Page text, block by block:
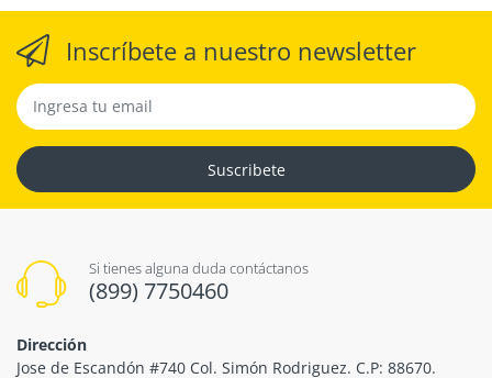
Inscríbete a nuestro newsletter
Suscribete
Si tienes alguna duda contáctanos
(899) 7750460
Dirección
Jose de Escandón #740 Col. Simón Rodriguez. C.P: 88670.